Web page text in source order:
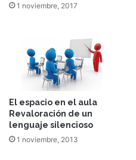
1 noviembre, 2017
El espacio en el aula
Revaloración de un
lenguaje silencioso
1 noviembre, 2013